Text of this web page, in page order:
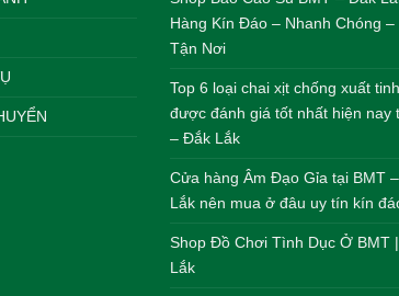
Hàng Kín Đáo – Nhanh Chóng –
Tận Nơi
Top 6 loại chai xịt chống xuất
được đánh giá tốt nhất hiện nay
– Đắk Lắk
Cửa hàng Âm Đạo Gỉa tại BMT
Lắk nên mua ở đâu uy tín kín
Shop Đồ Chơi Tình Dục Ở BMT
Lắk